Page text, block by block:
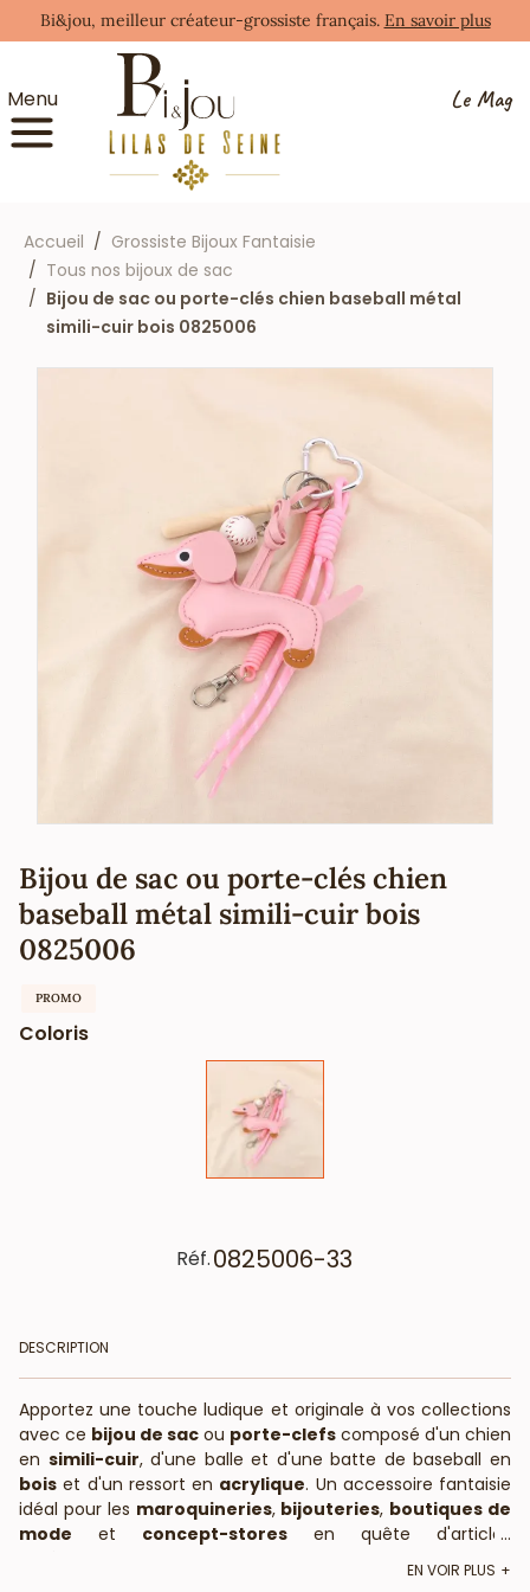
Bi&jou, meilleur créateur-grossiste français. En savoir plus
Menu Le Mag
Accueil
Grossiste Bijoux Fantaisie
Tous nos bijoux de sac
Bijou de sac ou porte-clés chien baseball métal
simili-cuir bois 0825006
Bijou de sac ou porte-clés chien
baseball métal simili-cuir bois
0825006
PROMO
Coloris
Réf.0825006-33
DESCRIPTION
Apportez une touche ludique et originale à vos collections
avec ce bijou de sac ou porte-clefs composé d'un chien
en simili-cuir, d'une balle et d'une batte de baseball en
bois et d'un ressort en acrylique. Un accessoire fantaisie
idéal pour les maroquineries, bijouteries, boutiques de
mode et concept-stores en quête d'articles
...
EN VOIR PLUS